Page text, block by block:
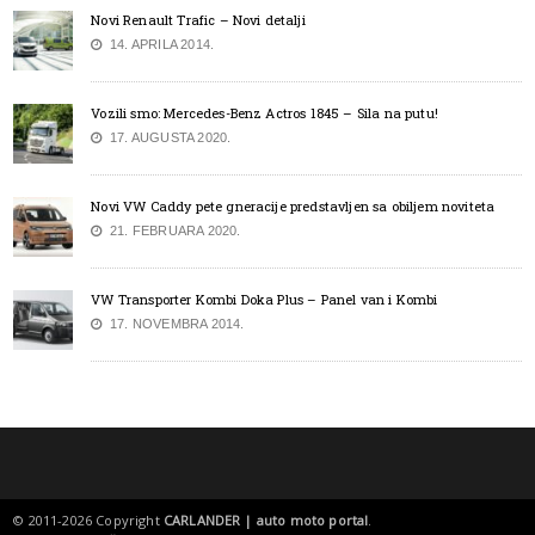
Novi Renault Trafic – Novi detalji
14. APRILA 2014.
Vozili smo: Mercedes-Benz Actros 1845 – Sila na putu!
17. AUGUSTA 2020.
Novi VW Caddy pete gneracije predstavljen sa obiljem noviteta
21. FEBRUARA 2020.
VW Transporter Kombi Doka Plus – Panel van i Kombi
17. NOVEMBRA 2014.
© 2011-2026 Copyright CARLANDER | auto moto portal.